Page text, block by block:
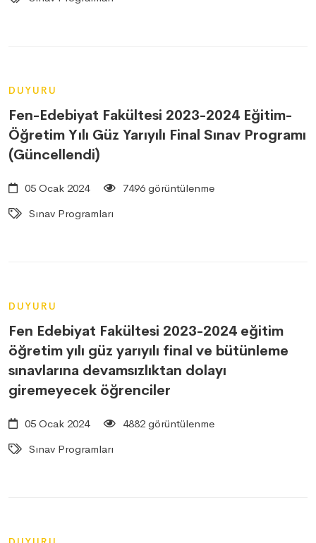
DUYURU
Fen-Edebiyat Fakültesi 2023-2024 Eğitim-
Öğretim Yılı Güz Yarıyılı Final Sınav Programı
(Güncellendi)
05 Ocak 2024
7496 görüntülenme
Sınav Programları
DUYURU
Fen Edebiyat Fakültesi 2023-2024 eğitim
öğretim yılı güz yarıyılı final ve bütünleme
sınavlarına devamsızlıktan dolayı
giremeyecek öğrenciler
05 Ocak 2024
4882 görüntülenme
Sınav Programları